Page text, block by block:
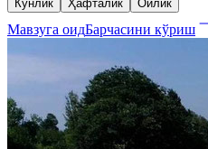
Кунлик Ҳафталик Ойлик
Мавзуга оидБарчасини кўриш